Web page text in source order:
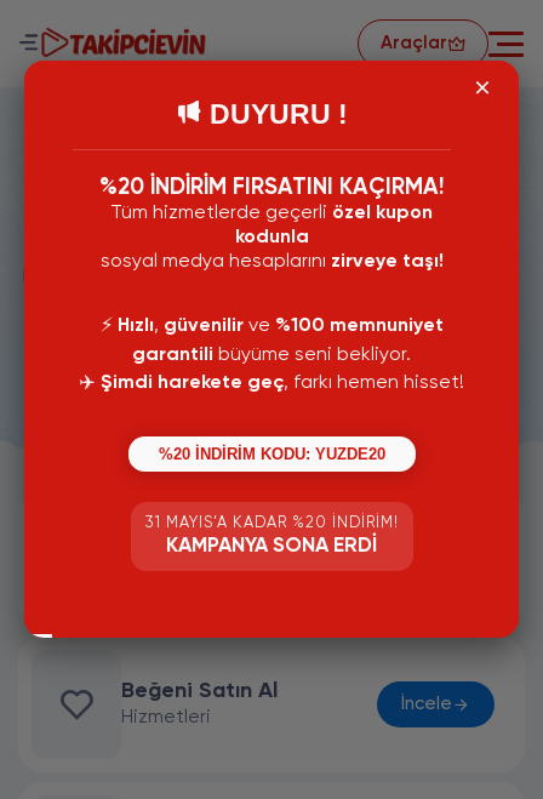
Araçlar
BlueSky Hizmetleri
Bluesky Kitlenizi Ve Etkileşiminizi Yükseltmek İçin Buradan
Alabilirsiniz.
4Kategori
Takipçi Satın Al
Hizmetleri
İncele
Beğeni Satın Al
Hizmetleri
İncele
DUYURU !
%20 İNDİRİM FIRSATINI KAÇIRMA!
Tüm hizmetlerde geçerli özel kupon
kodunla
sosyal medya hesaplarını zirveye taşı!
⚡️ Hızlı, güvenilirve %100 memnuniyet
garantili büyüme seni bekliyor.
✈️ Şimdi harekete geç, farkı hemen hisset!
%20 İNDİRİM KODU: YUZDE20
31 MAYIS’A KADAR %20 İNDIRIM!
KAMPANYA SONA ERDI